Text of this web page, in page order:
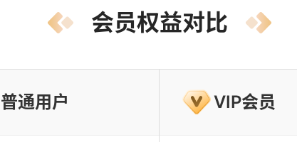
会员权益对比
普通用户 VIP会员